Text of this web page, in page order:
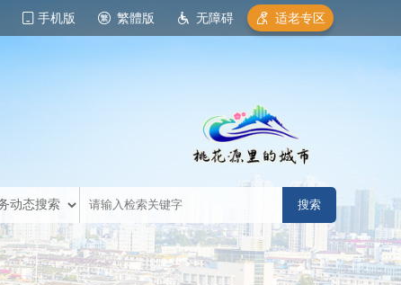
手机版 繁體版 无障碍 适老专区